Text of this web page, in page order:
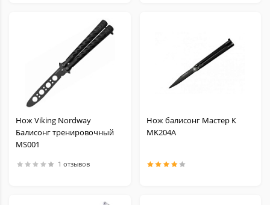
Нож Viking Nordway
Балисонг тренировочный
MS001
1 отзывов
Нож балисонг Мастер К
MK204A